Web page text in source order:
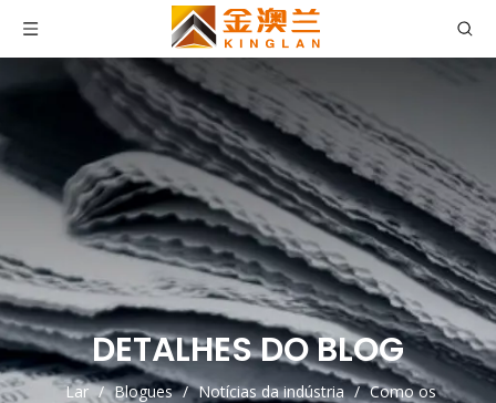
DETALHES DO BLOG
Lar / Blogues / Notícias da indústria / Como os